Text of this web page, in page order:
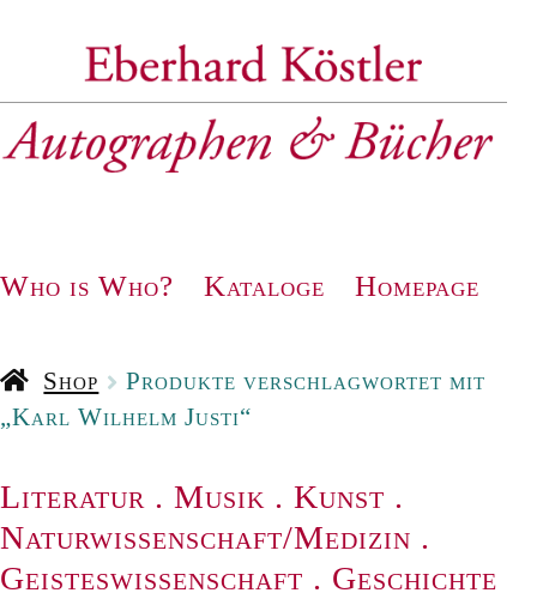
Navigation
Who is Who? Kataloge Homepage
Shop
Produkte verschlagwortet mit
„Karl Wilhelm Justi“
Literatur . Musik . Kunst .
Naturwissenschaft/Medizin .
Geisteswissenschaft . Geschichte